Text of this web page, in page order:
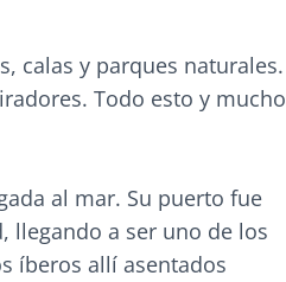
calas y parques naturales.
Todo esto y mucho
al mar. Su puerto fue
llegando a ser uno de los
íberos allí asentados